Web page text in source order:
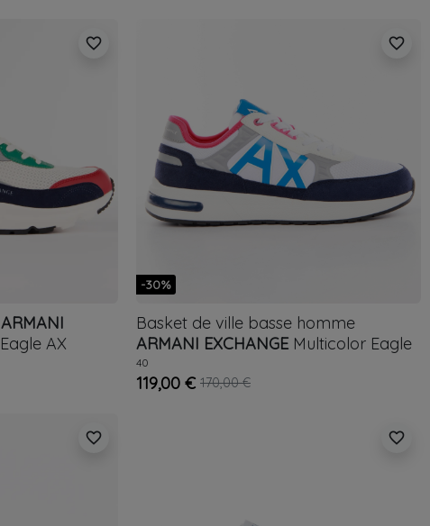
favorite_border
ARMANI
Eagle AX
favorite_border
-30%
Basket de ville basse homme
ARMANI EXCHANGE Multicolor Eagle
AX
40
119,00 € 170,00 €
favorite_border favorite_border